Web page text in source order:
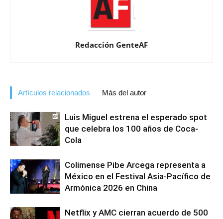
Redacción GenteAF
Artículos relacionados Más del autor
Luis Miguel estrena el esperado spot
que celebra los 100 años de Coca-
Cola
Colimense Pibe Arcega representa a
México en el Festival Asia-Pacífico de
Armónica 2026 en China
Netflix y AMC cierran acuerdo de 500